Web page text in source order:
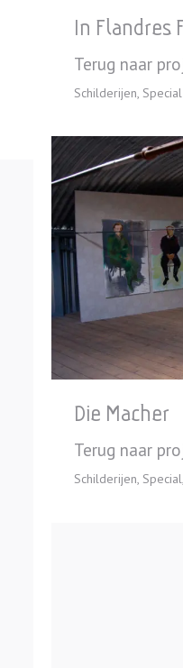
In Flandres
Terug naar
Schilderijen, Special
Die Macher
Terug naar
Schilderijen, Special,